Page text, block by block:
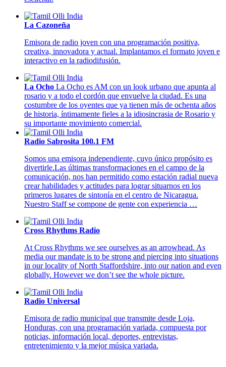
La Cazoneña
Emisora de radio joven con una programación positiva,
creativa, innovadora y actual. Implantamos el formato joven e
interactivo en la radiodifusión.
La Ocho La Ocho es AM con un look urbano que apunta al
rosario y a todo el cordón que envuelve la ciudad. Es una
costumbre de los oyentes que ya tienen más de ochenta años
de historia, íntimamente fieles a la idiosincrasia de Rosario y
su importante movimiento comercial.
Radio Sabrosita 100.1 FM
Somos una emisora independiente, cuyo único propósito es
divertirle.Las últimas transformaciones en el campo de la
comunicación, nos han permitido como estación radial nueva
crear habilidades y actitudes para lograr situarnos en los
primeros lugares de sintonía en el centro de Nicaragua.
Nuestro Staff se compone de gente con experiencia …
Cross Rhythms Radio
At Cross Rhythms we see ourselves as an arrowhead. As
media our mandate is to be strong and piercing into situations
in our locality of North Staffordshire, into our nation and even
globally. However we don’t see the whole picture.
Radio Universal
Emisora de radio municipal que transmite desde Loja,
Honduras, con una programación variada, compuesta por
noticias, información local, deportes, entrevistas,
entretenimiento y la mejor música variada.